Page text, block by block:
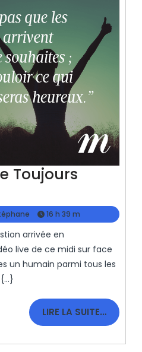
Toujours
Stéphane
16 h 39 m
live de ce midi sur face
un humain parmi tous les
LIRE LA SUITE…LIRE
LA